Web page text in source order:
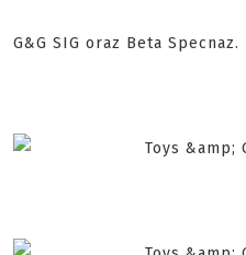
G&G SIG oraz Beta Specnaz.